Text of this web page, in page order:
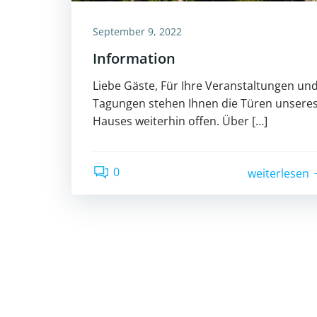
September 9, 2022
Information
Liebe Gäste, Für Ihre Veranstaltungen
Tagungen stehen Ihnen die Türen
Hauses weiterhin offen. Über […]
0 weiterlesen